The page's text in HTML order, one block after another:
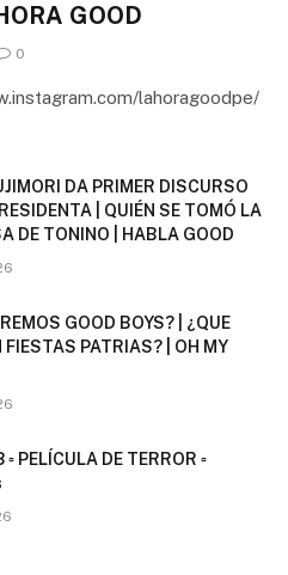
GOOD
0
lahoragoodpe/
DA PRIMER DISCURSO
| QUIÉN SE TOMÓ LA
DE TONINO | HABLA GOOD
GOOD BOYS? | ¿QUE
FIESTAS PATRIAS? | OH MY
PELÍCULA DE TERROR ▫️